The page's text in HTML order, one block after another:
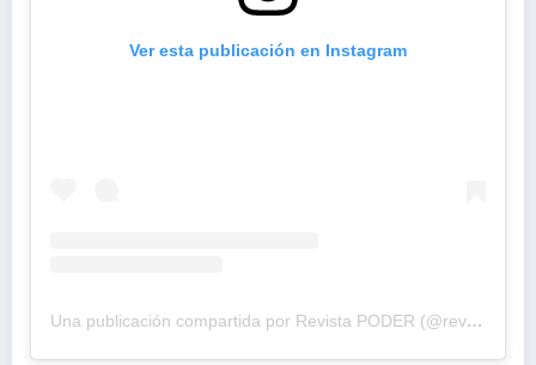
Ver esta publicación en Instagram
Una publicación compartida por Revista PODER (@revistapodercol)